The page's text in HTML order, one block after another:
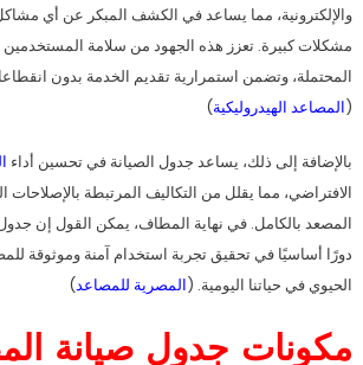
والإلكترونية، مما يساعد في الكشف المبكر عن أي
مشكلات كبيرة. تعزز هذه الجهود من سلامة
المحتملة، وتضمن استمرارية تقديم الخدمة بدون
(المصاعد الهيدروليكية)
بالإضافة إلى ذلك، يساعد جدول الصيانة في تحسين أداء
الافتراضي، مما يقلل من التكاليف المرتبطة بالإصلاحات
المصعد بالكامل. في نهاية المطاف، يمكن القول إن
دورًا أساسيًا في تحقيق تجربة استخدام آمنة وموثوقة
الحيوي في حياتنا اليومية. (المصرية للمصاعد)
مكونات جدول صيانة